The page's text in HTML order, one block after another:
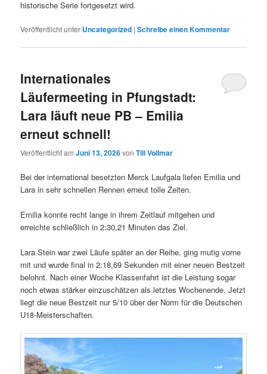
historische Serie fortgesetzt wird.
Veröffentlicht unter Uncategorized |Schreibe einen Kommentar
Internationales
Läufermeeting in Pfungstadt:
Lara läuft neue PB – Emilia
erneut schnell!
Veröffentlicht amJuni 13, 2026vonTill Vollmar
Bei der international besetzten Merck Laufgala liefen Emilia und
Lara in sehr schnellen Rennen erneut tolle Zeiten.
Emilia konnte recht lange in ihrem Zeitlauf mitgehen und
erreichte schließlich in 2:30,21 Minuten das Ziel.
Lara Stein war zwei Läufe später an der Reihe, ging mutig vorne
mit und wurde final in 2:18,69 Sekunden mit einer neuen Bestzeit
belohnt. Nach einer Woche Klassenfahrt ist die Leistung sogar
noch etwas stärker einzuschätzen als letztes Wochenende. Jetzt
liegt die neue Bestzeit nur 5/10 über der Norm für die Deutschen
U18-Meisterschaften.